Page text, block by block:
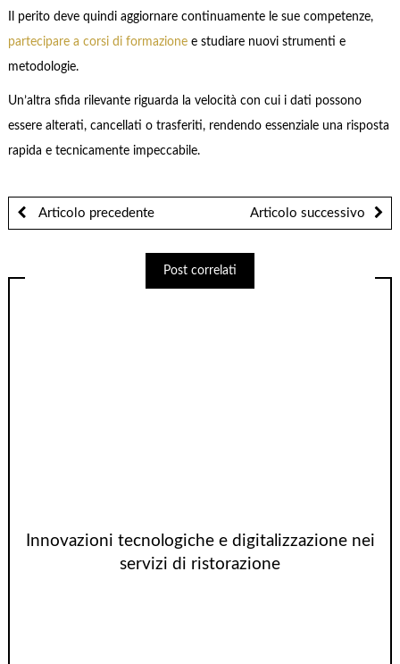
Il perito deve quindi aggiornare continuamente le sue competenze,
partecipare a corsi di formazionee studiare nuovi strumenti e
metodologie.
Un’altra sfida rilevante riguarda la velocità con cui i dati possono
essere alterati, cancellati o trasferiti, rendendo essenziale una risposta
rapida e tecnicamente impeccabile.
Articolo precedente Articolo successivo
Post correlati
Innovazioni tecnologiche e digitalizzazione nei
servizi di ristorazione